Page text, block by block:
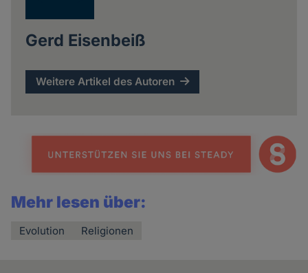
Gerd Eisenbeiß
Weitere Artikel des Autoren
Mehr lesen über:
Evolution Religionen